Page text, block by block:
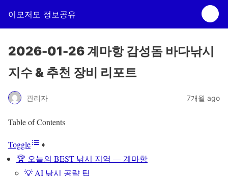
이모저모 정보공유
2026-01-26 계마항 감성돔 바다낚시
지수 & 추천 장비 리포트
관리자 7개월 ago
Table of Contents
Toggle
🏆 오늘의 BEST 낚시 지역 — 계마항
💡 AI 낚시 공략 팁